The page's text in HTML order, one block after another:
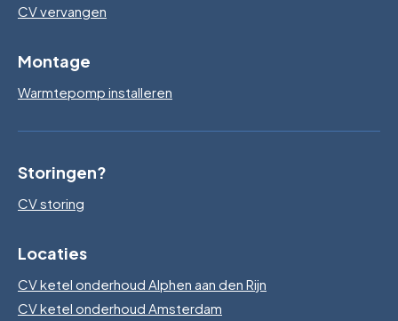
CV vervangen
Montage
Warmtepomp installeren
Storingen?
CV storing
Locaties
CV ketel onderhoud Alphen aan den Rijn
CV ketel onderhoud Amsterdam